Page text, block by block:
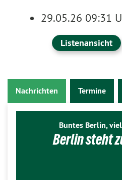
29.05.26 09:31
Listenansicht
Nachrichten Termine
Buntes Berlin,
Berlin steht